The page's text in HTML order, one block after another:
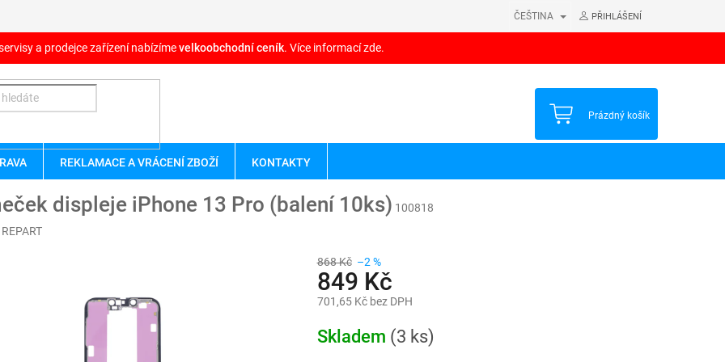
ČEŠTINA PŘIHLÁŠENÍ
a prodejce zařízení nabízímevelkoobchodní ceník. Více informací zde.
NÁKUPNÍ
Prázdný košík
REKLAMACE A VRÁCENÍ ZBOŽÍ KONTAKTY
displeje iPhone 13 Pro (balení 10ks) 100818
REPART
868 Kč –2 %
849 Kč
701,65 Kč bez DPH
cena:
Skladem (3 ks)